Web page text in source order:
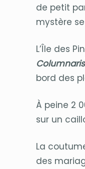
de petit
mystère
L’Île des
Columnaris
bord des
À peine 2
sur un
La
des